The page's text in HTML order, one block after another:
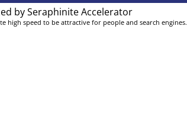
by Seraphinite Accelerator
high speed to be attractive for people and search engines.